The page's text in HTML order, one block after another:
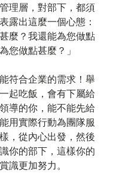
理層，對部下，都須
露出這麼一個心態：
麼？我還能為您做點
您做點甚麼？」
符合企業的需求！舉
起吃飯，會有下屬給
導的你，能不能先給
用實際行動為團隊服
，從內心出發，然後
你的部下，這樣你的
識更加努力。